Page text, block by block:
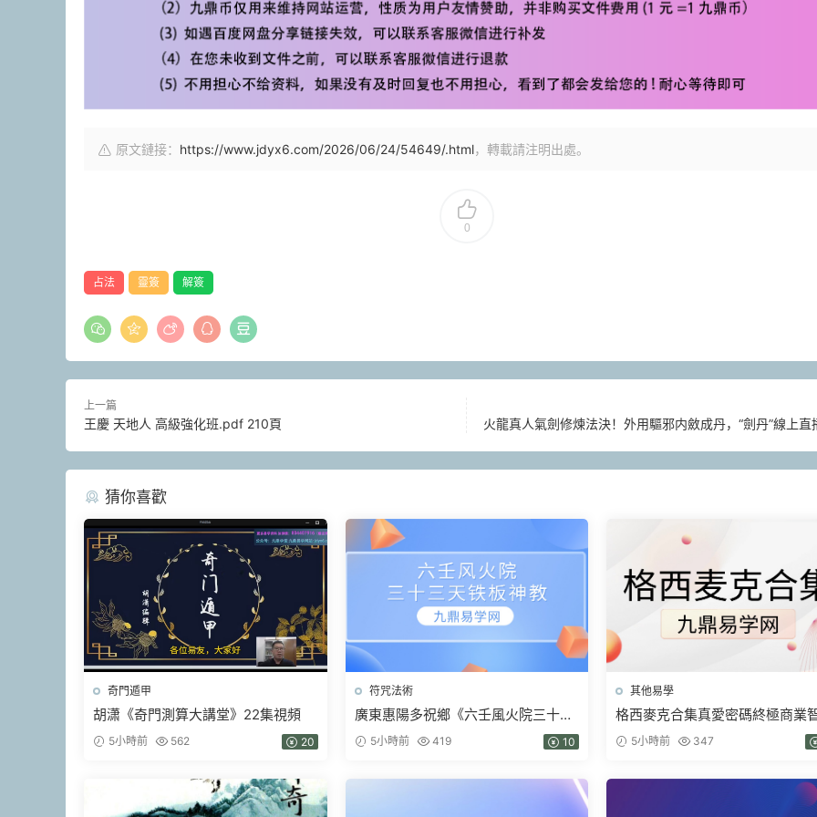
原文鏈接： https://www.jdyx6.com/2026/06/24/54649/.html，轉載請注明出處。
0
占法 靈簽 解簽
上一篇
王慶 天地人 高級強化班.pdf 210頁 火龍真人氣劍修煉法決！外用驅邪内斂成丹，“劍丹”線上直
猜你喜歡
奇門遁甲
胡潇《奇門測算大講堂》22集視頻
5小時前 562 20
符咒法術
廣東惠陽多祝鄉《六壬風火院三十三
天鐵闆神教》4本pdf
5小時前 419 10
其他易學
格西麥克合集真愛密碼終極商業
金剛經智慧人生當和尚遇上鑽石
5小時前 347